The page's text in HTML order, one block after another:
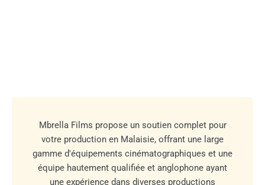
Mbrella Films propose un soutien complet pour
votre production en Malaisie, offrant une large
gamme d'équipements cinématographiques et une
équipe hautement qualifiée et anglophone ayant
une expérience dans diverses productions